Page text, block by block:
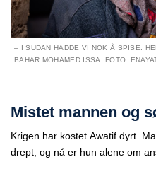
– I SUDAN HADDE VI NOK Å SPISE.
BAHAR MOHAMED ISSA. FOTO:
Mistet mannen og
Krigen har kostet Awatif dyrt.
drept, og nå er hun alene om